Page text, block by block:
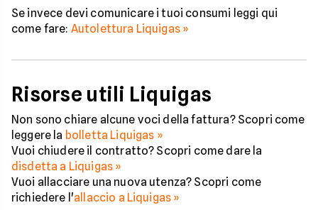
Se invece devi comunicare i tuoi consumi leggi qui
come fare: Autolettura Liquigas »
Risorse utili Liquigas
Non sono chiare alcune voci della fattura? Scopri come
leggere la bolletta Liquigas »
Vuoi chiudere il contratto? Scopri come dare la
disdetta a Liquigas »
Vuoi allacciare una nuova utenza? Scopri come
richiedere l'allaccio a Liquigas »